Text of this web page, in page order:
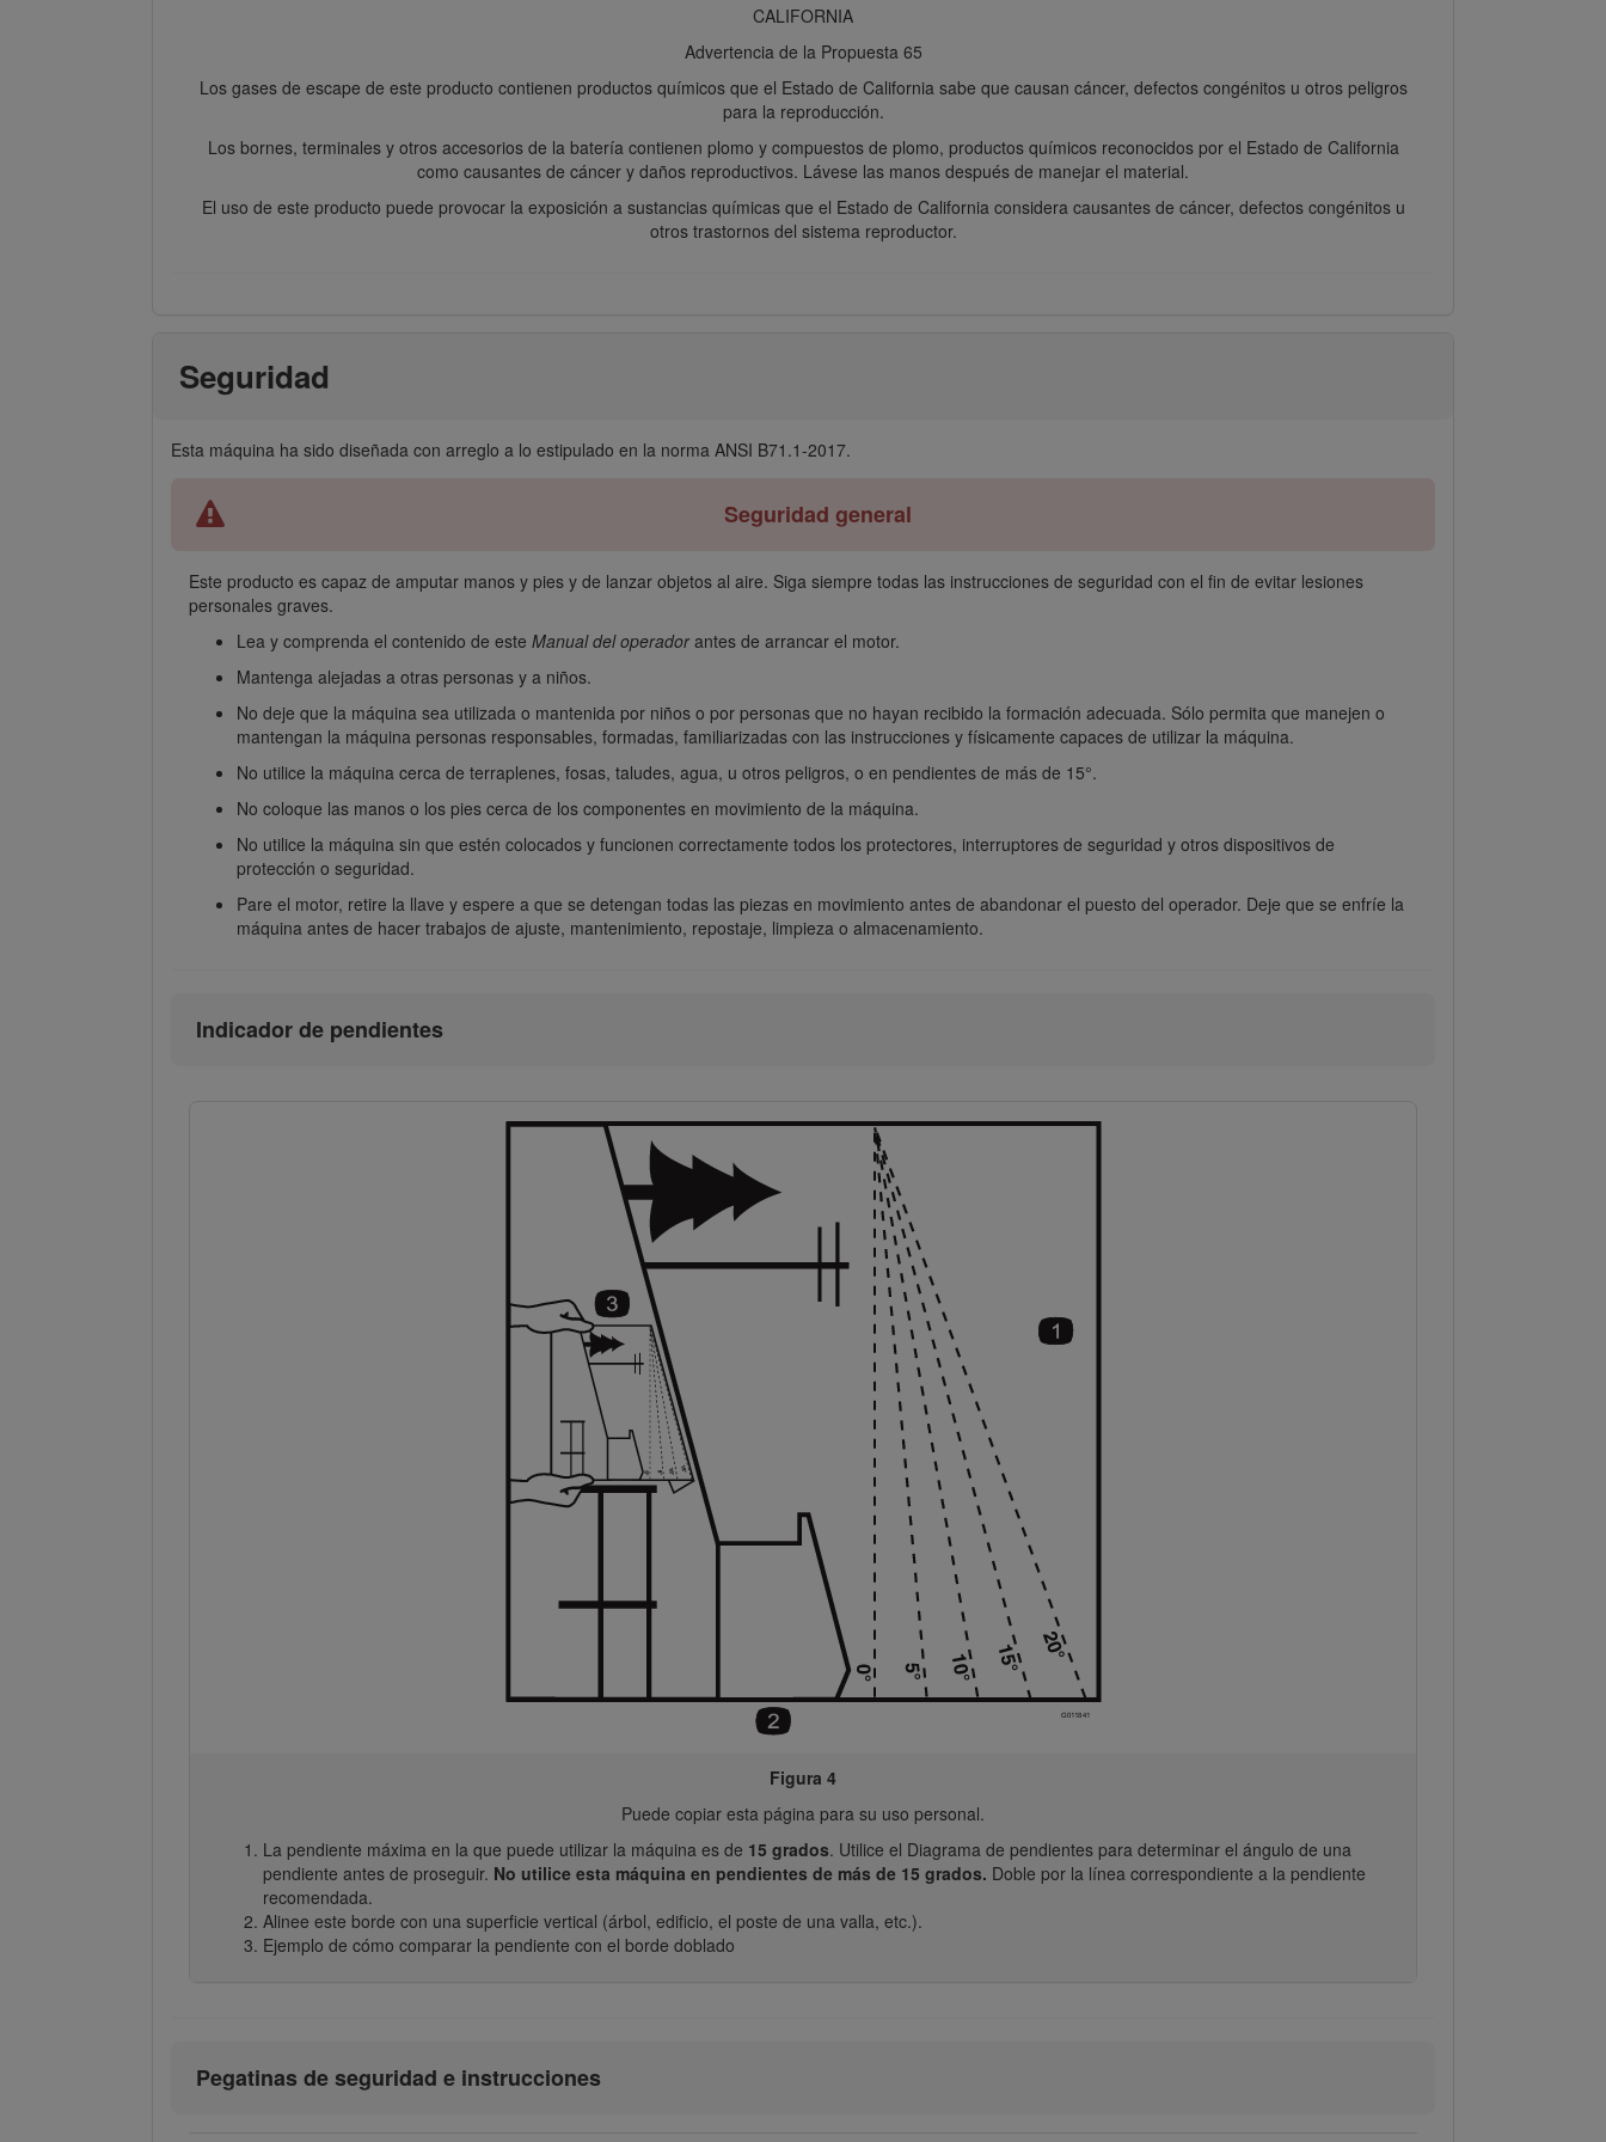
CALIFORNIA
Advertencia de la Propuesta 65
Los gases de escape de este producto contienen productos químicos que el Estado de California sabe que causan cáncer, defectos congénitos u otros peligros
para la reproducción.
Los bornes, terminales y otros accesorios de la batería contienen plomo y compuestos de plomo, productos químicos reconocidos por el Estado de California
como causantes de cáncer y daños reproductivos. Lávese las manos después de manejar el material.
El uso de este producto puede provocar la exposición a sustancias químicas que el Estado de California considera causantes de cáncer, defectos congénitos u
otros trastornos del sistema reproductor.
Seguridad
Esta máquina ha sido diseñada con arreglo a lo estipulado en la norma ANSI B71.1-2017.
Seguridad general
Este producto es capaz de amputar manos y pies y de lanzar objetos al aire. Siga siempre todas las instrucciones de seguridad con el fin de evitar lesiones
personales graves.
Lea y comprenda el contenido de este Manual del operadorantes de arrancar el motor.
Mantenga alejadas a otras personas y a niños.
No deje que la máquina sea utilizada o mantenida por niños o por personas que no hayan recibido la formación adecuada. Sólo permita que manejen o
mantengan la máquina personas responsables, formadas, familiarizadas con las instrucciones y físicamente capaces de utilizar la máquina.
No utilice la máquina cerca de terraplenes, fosas, taludes, agua, u otros peligros, o en pendientes de más de 15°.
No coloque las manos o los pies cerca de los componentes en movimiento de la máquina.
No utilice la máquina sin que estén colocados y funcionen correctamente todos los protectores, interruptores de seguridad y otros dispositivos de
protección o seguridad.
Pare el motor, retire la llave y espere a que se detengan todas las piezas en movimiento antes de abandonar el puesto del operador. Deje que se enfríe la
máquina antes de hacer trabajos de ajuste, mantenimiento, repostaje, limpieza o almacenamiento.
Indicador de pendientes
Figura 4
Puede copiar esta página para su uso personal.
La pendiente máxima en la que puede utilizar la máquina es de 15 grados. Utilice el Diagrama de pendientes para determinar el ángulo de una
pendiente antes de proseguir. No utilice esta máquina en pendientes de más de 15 grados. Doble por la línea correspondiente a la pendiente
recomendada.
Alinee este borde con una superficie vertical (árbol, edificio, el poste de una valla, etc.).
Ejemplo de cómo comparar la pendiente con el borde doblado
Pegatinas de seguridad e instrucciones